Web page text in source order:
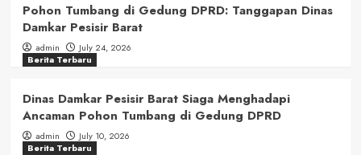
Pohon Tumbang di Gedung DPRD: Tanggapan Dinas
Damkar Pesisir Barat
admin
July 24, 2026
Berita Terbaru
Dinas Damkar Pesisir Barat Siaga Menghadapi
Ancaman Pohon Tumbang di Gedung DPRD
admin
July 10, 2026
Berita Terbaru